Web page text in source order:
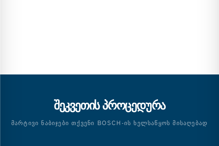
ᲨᲔᲙᲕᲔᲗᲘᲡ ᲞᲠᲝᲪᲔᲓᲣᲠᲐ
ᲛᲐᲠᲢᲘᲕᲘ ᲜᲐᲑᲘᲯᲔᲑᲘ ᲗᲥᲕᲔᲜᲘ BOSCH-ᲘᲡ ᲮᲔᲚᲡᲐᲬᲧᲝᲡ ᲛᲘᲡᲐᲦᲔᲑᲐᲓ